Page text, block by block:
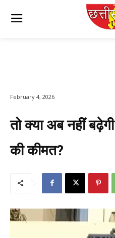
February 4, 2026
तो क्या अब नहीं
की कीमत?